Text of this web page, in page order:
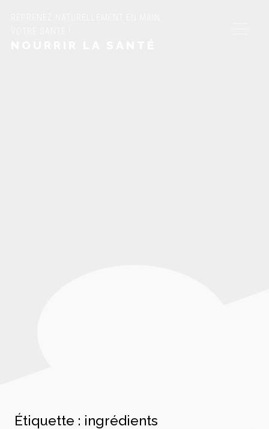
Étiquette : ingrédients